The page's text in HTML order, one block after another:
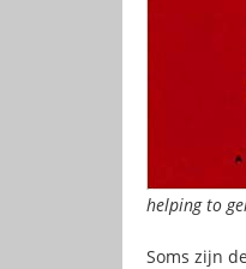
helping to
Soms zijn